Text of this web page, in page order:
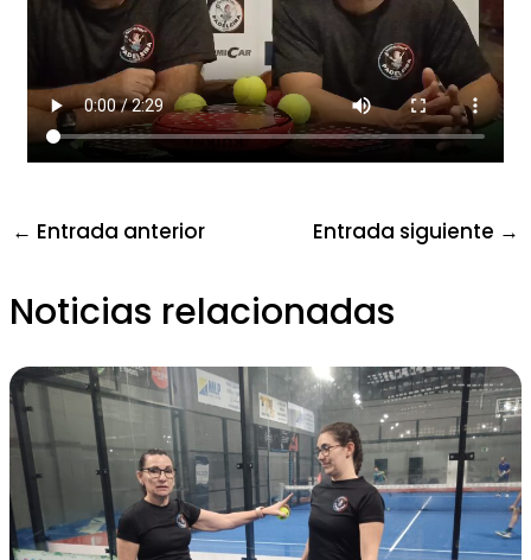
← Entrada anterior Entrada siguiente →
Noticias relacionadas